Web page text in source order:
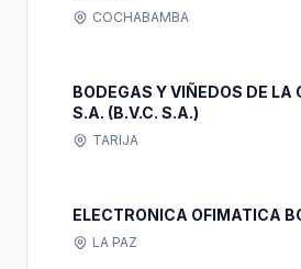
COCHABAMBA
BODEGAS Y VIÑEDOS DE LA
S.A. (B.V.C. S.A.)
TARIJA
ELECTRONICA OFIMATICA
LA PAZ